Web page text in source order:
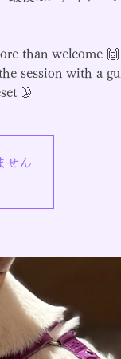
than welcome 🙌
session with a
🌛
せん